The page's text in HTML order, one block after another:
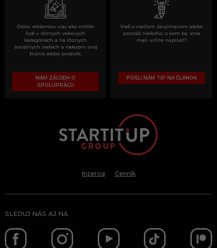
Oslov reklamou viac ako milión
ľudí v rôznych vekových
kategóriách a na rôznych
sociálnych sieťach a nakopni svoj
biznis alebo produkt.
MÁM ZÁUJEM O
SPOLUPRÁCU
Vieš o niečom zaujímavom alebo
poznáš niekoho, o kom by sme
mali určite napísať?
POŠLI NÁM TIP NA ČLÁNOK
Inzercia Cenník
SLEDUJ NÁS AJ NA